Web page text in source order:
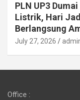
PLN UP3
Listrik, Hari
Berlangsung
July 27, 2026
Office :